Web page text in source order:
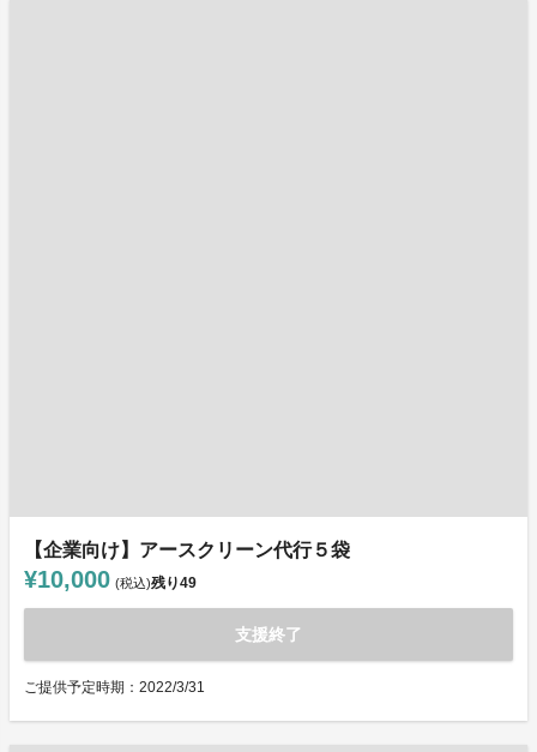
【企業向け】アースクリーン代行５袋
¥10,000 (税込)残り49
支援終了
ご提供予定時期：2022/3/31